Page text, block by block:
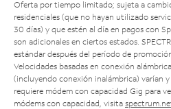
Oferta por tiempo limitado; sujeta a
residenciales (que no hayan utilizado
30 días) y que estén al día en pagos con
son adicionales en ciertos estados.
estándar después del período de
Velocidades basadas en conexión
(incluyendo conexión inalámbrica) varían
requiere módem con capacidad Gig para
módems con capacidad, visita